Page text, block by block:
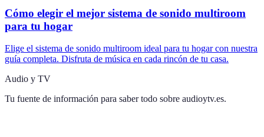
Cómo elegir el mejor sistema de sonido multiroom
para tu hogar
Elige el sistema de sonido multiroom ideal para tu hogar con nuestra
guía completa. Disfruta de música en cada rincón de tu casa.
Audio y TV
Tu fuente de información para saber todo sobre audioytv.es.